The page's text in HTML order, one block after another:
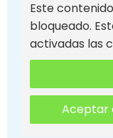
Este
bloqueado.
activadas las
Aceptar